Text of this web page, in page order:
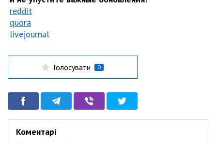
reddit
quora
livejournal
Голосувати 0
Коментарі